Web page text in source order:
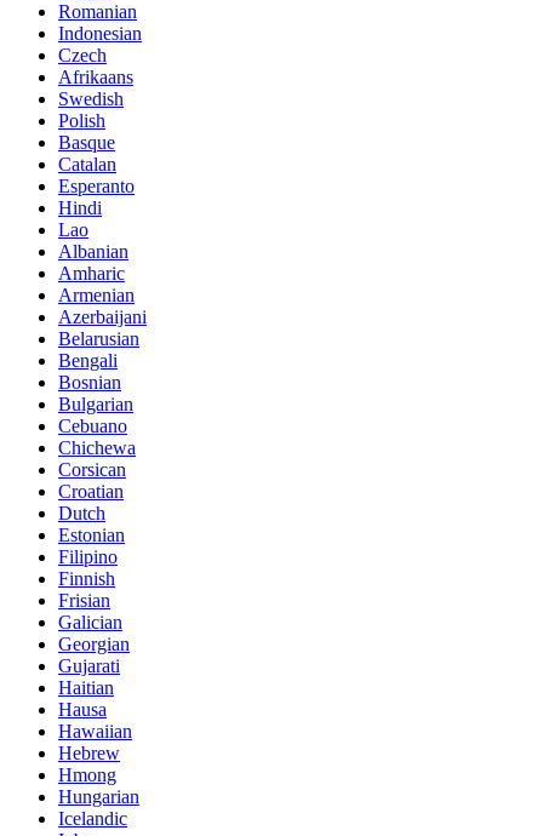
Romanian
Indonesian
Czech
Afrikaans
Swedish
Polish
Basque
Catalan
Esperanto
Hindi
Lao
Albanian
Amharic
Armenian
Azerbaijani
Belarusian
Bengali
Bosnian
Bulgarian
Cebuano
Chichewa
Corsican
Croatian
Dutch
Estonian
Filipino
Finnish
Frisian
Galician
Georgian
Gujarati
Haitian
Hausa
Hawaiian
Hebrew
Hmong
Hungarian
Icelandic